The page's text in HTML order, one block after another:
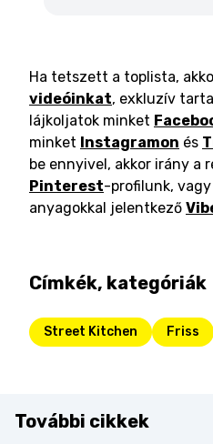
Ha tetszett a toplista,
videóinkat, exkluzív
lájkoljatok minket
minket Instagramon és
be ennyivel, akkor irány a
Pinterest-profilunk,
anyagokkal jelentkező
Címkék, kategóriák
Street Kitchen Friss
További cikkek